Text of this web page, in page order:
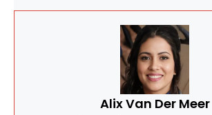
Alix Van Der Meer